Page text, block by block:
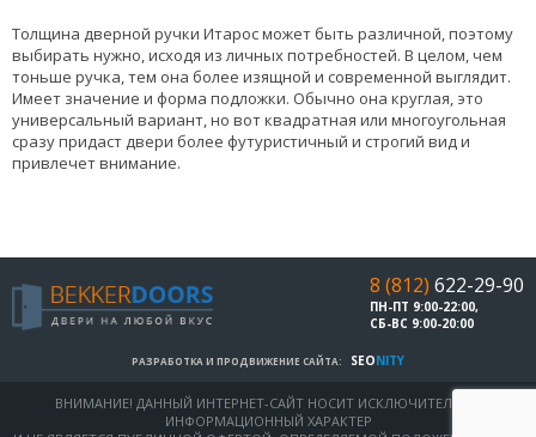
Толщина дверной ручки Итарос может быть различной, поэтому
выбирать нужно, исходя из личных потребностей. В целом, чем
тоньше ручка, тем она более изящной и современной выглядит.
Имеет значение и форма подложки. Обычно она круглая, это
универсальный вариант, но вот квадратная или многоугольная
сразу придаст двери более футуристичный и строгий вид и
привлечет внимание.
8 (812) 622-29-90
ПН-ПТ 9:00-22:00,
СБ-ВС 9:00-20:00
РАЗРАБОТКА И ПРОДВИЖЕНИЕ САЙТА: SEONITY
ВНИМАНИЕ! ДАННЫЙ ИНТЕРНЕТ-САЙТ НОСИТ ИСКЛЮЧИТЕЛЬНО
ИНФОРМАЦИОННЫЙ ХАРАКТЕР